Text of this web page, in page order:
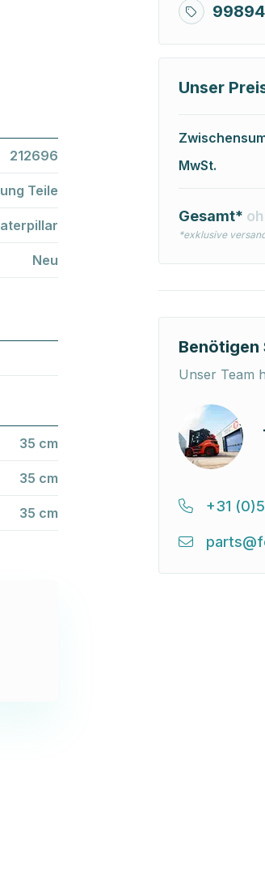
Unser
MwSt.
Gesamt*
*exklusive
Benötigen
Unser Team
+31
212696
Teile
Neu
35 cm
35 cm
35 cm